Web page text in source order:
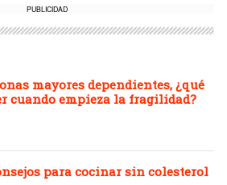
PUBLICIDAD
mayores dependientes, ¿qué
cuando empieza la fragilidad?
para cocinar sin colesterol